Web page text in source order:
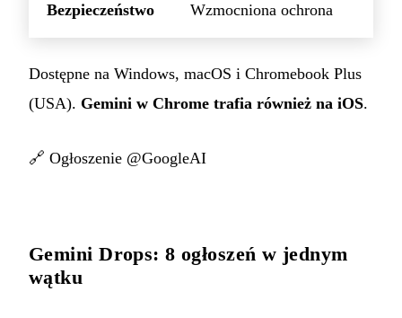
Bezpieczeństwo Wzmocniona ochrona
Dostępne na Windows, macOS i Chromebook Plus
(USA). Gemini w Chrome trafia również na iOS.
🔗 Ogłoszenie @GoogleAI
Gemini Drops: 8 ogłoszeń w jednym
wątku